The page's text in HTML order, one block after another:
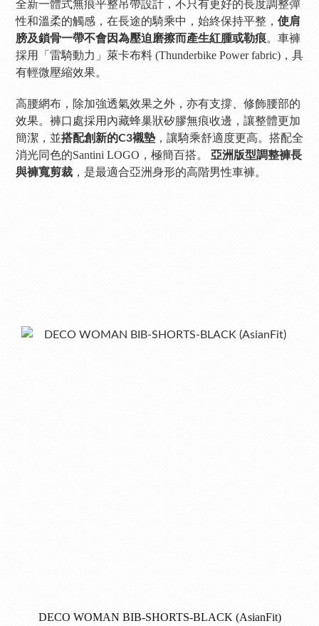
全新一體式無痕平整吊帶設計，不只有更好的長度調整彈
性和溫柔的觸感，在長途的騎乘中，始終保持平整， 使肩
膀及鎖骨一帶不會因為壓迫磨擦而產生紅腫或勒痕。車褲
採用「雷騎動力」萊卡布料 (Thunderbike Power fabric)，具
有輕微壓縮效果。
高腰網布，除加強透氣效果之外，亦有支撐、修飾腰部的
效果。褲口處採用內藏蜂巢狀矽膠無痕收邊，讓整體更加
簡潔，並搭配創新的C3襯墊 ，讓騎乘舒適度更高。搭配全
消光同色的Santini LOGO，極簡百搭。 亞洲版型調整褲長
與褲寬剪裁 ，是最適合亞洲身形的高階男性車褲。
DECO WOMAN BIB-SHORTS-BLACK (AsianFit)